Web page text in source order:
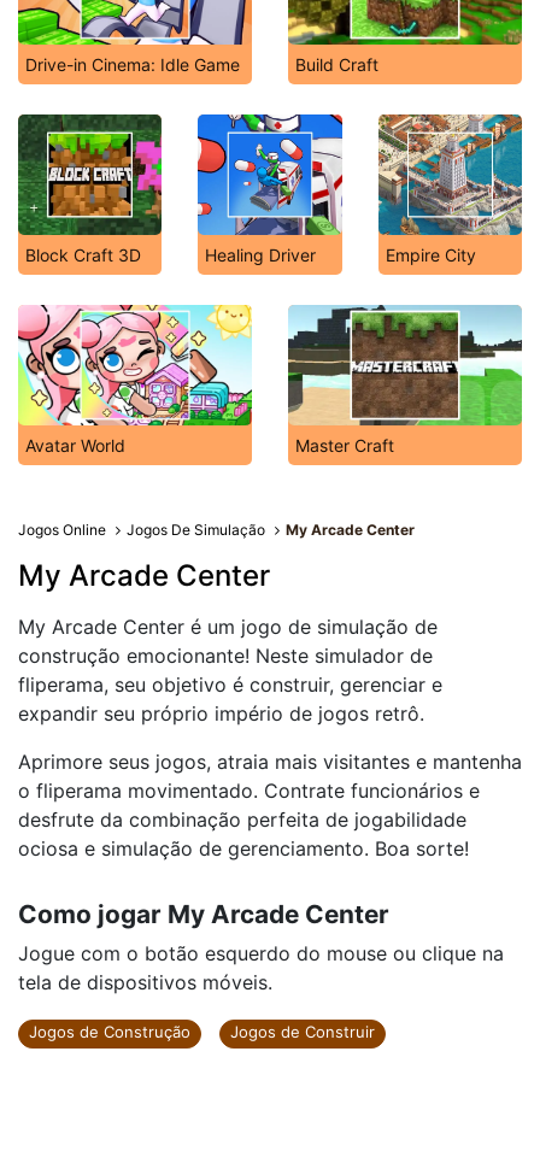
Drive-in Cinema: Idle Game Build Craft
Block Craft 3D Healing Driver Empire City
Avatar World Master Craft
Jogos Online Jogos De Simulação My Arcade Center
My Arcade Center
My Arcade Center é um jogo de simulação de
construção emocionante! Neste simulador de
fliperama, seu objetivo é construir, gerenciar e
expandir seu próprio império de jogos retrô.
Aprimore seus jogos, atraia mais visitantes e mantenha
o fliperama movimentado. Contrate funcionários e
desfrute da combinação perfeita de jogabilidade
ociosa e simulação de gerenciamento. Boa sorte!
Como jogar My Arcade Center
Jogue com o botão esquerdo do mouse ou clique na
tela de dispositivos móveis.
Jogos de Construção Jogos de Construir